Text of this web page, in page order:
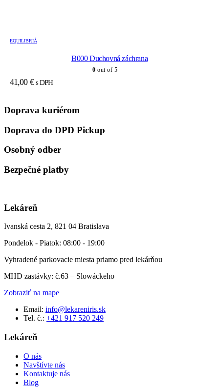
EQUILIBRIÁ
B000 Duchovná záchrana
0 out of 5
41,00 € s DPH
Doprava kuriérom
Doprava do DPD Pickup
Osobný odber
Bezpečné platby
Lekáreň
Ivanská cesta 2, 821 04 Bratislava
Pondelok - Piatok: 08:00 - 19:00
Vyhradené parkovacie miesta priamo pred lekárňou
MHD zastávky: č.63 – Slowáckeho
Zobraziť na mape
Email: info@lekareniris.sk
Tel. č.: +421 917 520 249
Lekáreň
O nás
Navštívte nás
Kontaktuje nás
Blog